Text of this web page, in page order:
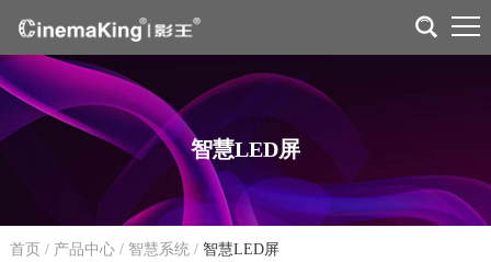
智慧LED屏
首页 / 产品中心/ 智慧系统/ 智慧LED屏